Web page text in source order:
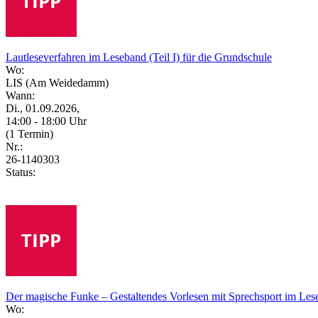
Lautleseverfahren im Leseband (Teil I) für die Grundschule
Wo:
LIS (Am Weidedamm)
Wann:
Di., 01.09.2026,
14:00 - 18:00 Uhr
(1 Termin)
Nr.:
26-1140303
Status:
Der magische Funke – Gestaltendes Vorlesen mit Sprechsport im
Wo: